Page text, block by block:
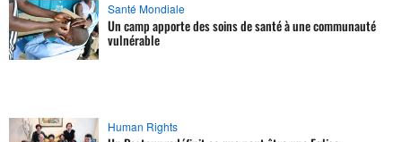
Santé Mondiale
Un camp apporte des soins de santé à une communauté
vulnérable
Human Rights